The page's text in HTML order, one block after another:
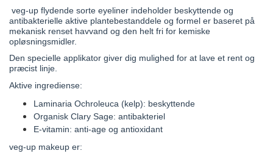
veg-up flydende sorte eyeliner indeholder beskyttende og
antibakterielle aktive plantebestanddele og formel er baseret på
mekanisk renset havvand og den helt fri for kemiske
opløsningsmidler.
Den specielle applikator giver dig mulighed for at lave et rent og
præcist linje.
Aktive ingrediense:
Laminaria Ochroleuca (kelp): beskyttende
Organisk Clary Sage: antibakteriel
E-vitamin: anti-age og antioxidant
veg-up makeup er: